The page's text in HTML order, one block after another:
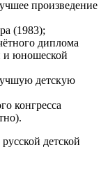
произведение
(1983);
диплома
и юношеской
детскую
конгресса
детской